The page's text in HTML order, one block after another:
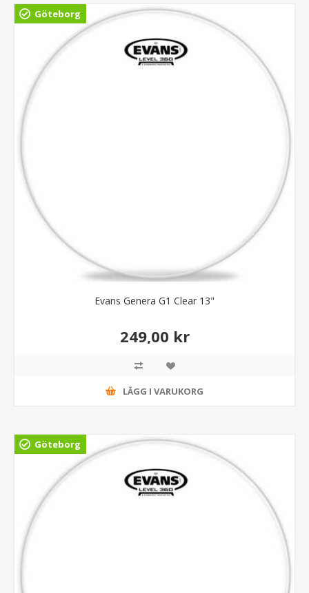
Göteborg
Evans Genera G1 Clear 13"
249,00 kr
LÄGG I VARUKORG
Göteborg